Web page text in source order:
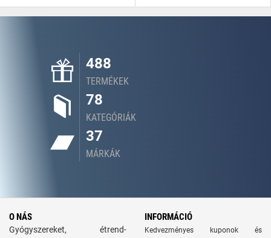
488
TERMÉKEK
78
KATEGÓRIÁK
37
MÁRKÁK
O NÁS
Gyógyszereket, étrend-
INFORMÁCIÓ
Kedvezményes kuponok és